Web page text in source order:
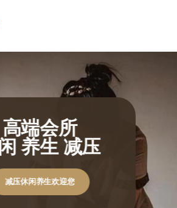
高端养生
尊贵享受.
极致体验